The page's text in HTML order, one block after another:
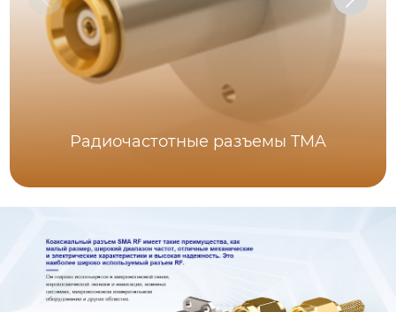
Радиочастотные разъемы TMA